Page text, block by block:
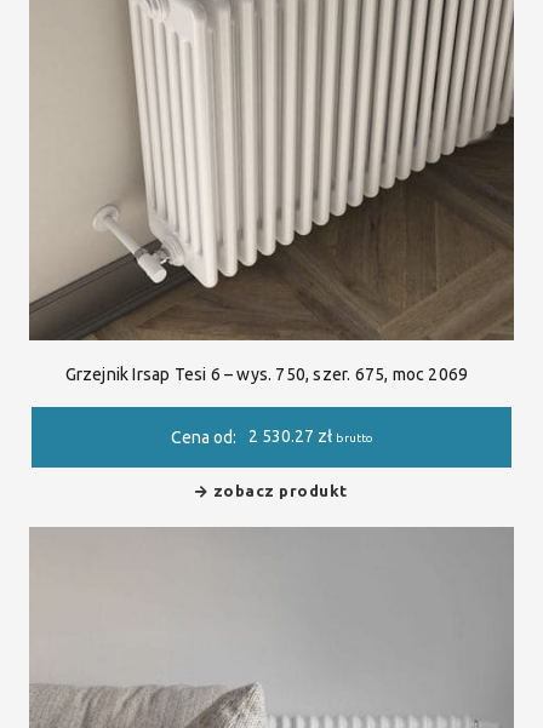
Grzejnik Irsap Tesi 6 – wys. 750, szer. 675, moc 2069
Cena od: 2 530.27 zł brutto
zobacz produkt